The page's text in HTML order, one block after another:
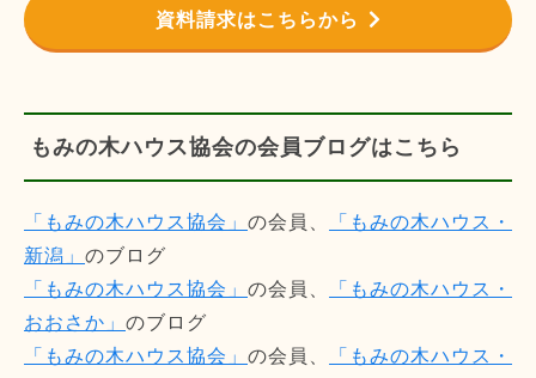
資料請求はこちらから
もみの木ハウス協会の会員ブログはこちら
「もみの木ハウス協会」 の会員、
「もみの木ハウス・
新潟」 のブログ
「もみの木ハウス協会」 の会員、
「もみの木ハウス・
おおさか」 のブログ
「もみの木ハウス協会」 の会員、 「もみの木ハウス・